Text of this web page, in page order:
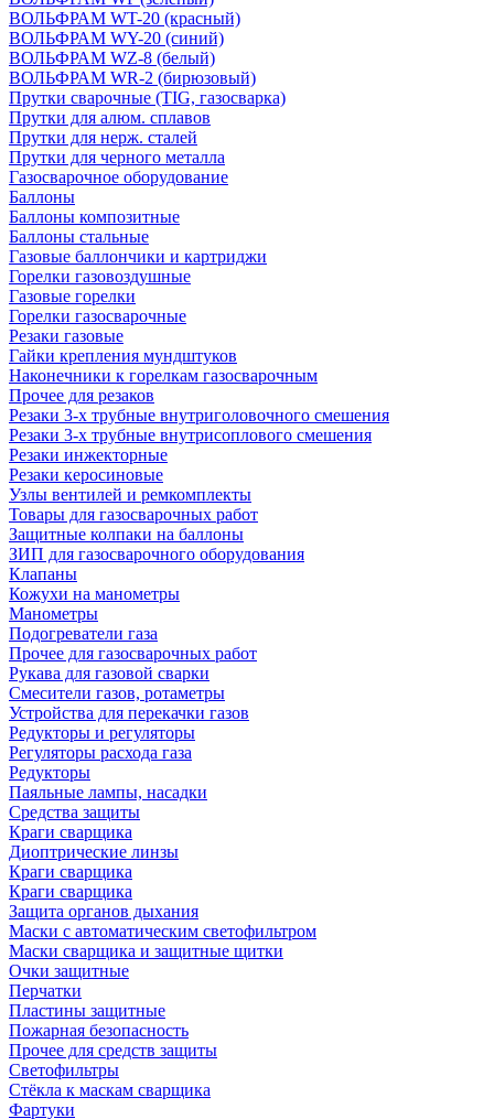
ВОЛЬФРАМ WT-20 (красный)
ВОЛЬФРАМ WY-20 (синий)
ВОЛЬФРАМ WZ-8 (белый)
ВОЛЬФРАМ WR-2 (бирюзовый)
Прутки сварочные (TIG, газосварка)
Прутки для алюм. сплавов
Прутки для нерж. сталей
Прутки для черного металла
Газосварочное оборудование
Баллоны
Баллоны композитные
Баллоны стальные
Газовые баллончики и картриджи
Горелки газовоздушные
Газовые горелки
Горелки газосварочные
Резаки газовые
Гайки крепления мундштуков
Наконечники к горелкам газосварочным
Прочее для резаков
Резаки 3-х трубные внутриголовочного смешения
Резаки 3-х трубные внутрисоплового смешения
Резаки инжекторные
Резаки керосиновые
Узлы вентилей и ремкомплекты
Товары для газосварочных работ
Защитные колпаки на баллоны
ЗИП для газосварочного оборудования
Клапаны
Кожухи на манометры
Манометры
Подогреватели газа
Прочее для газосварочных работ
Рукава для газовой сварки
Смесители газов, ротаметры
Устройства для перекачки газов
Редукторы и регуляторы
Регуляторы расхода газа
Редукторы
Паяльные лампы, насадки
Средства защиты
Краги сварщика
Диоптрические линзы
Краги сварщика
Краги сварщика
Защита органов дыхания
Маски с автоматическим светофильтром
Маски сварщика и защитные щитки
Очки защитные
Перчатки
Пластины защитные
Пожарная безопасность
Прочее для средств защиты
Светофильтры
Стёкла к маскам сварщика
Фартуки